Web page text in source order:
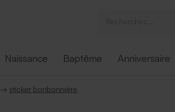
Naissance Baptême Anniversaire
→ sticker bonbonnière